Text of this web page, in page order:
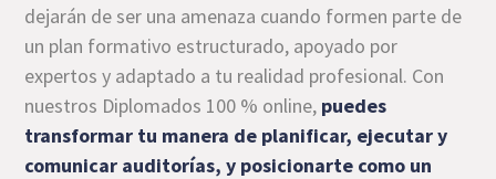
dejarán de ser una amenaza cuando formen parte de
un plan formativo estructurado, apoyado por
expertos y adaptado a tu realidad profesional. Con
nuestros Diplomados 100 % online, puedes
transformar tu manera de planificar, ejecutar y
comunicar auditorías, y posicionarte como un